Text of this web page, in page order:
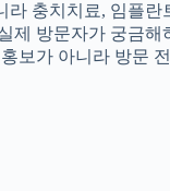
충치치료, 임플
방문자가 궁금
가 아니라 방문